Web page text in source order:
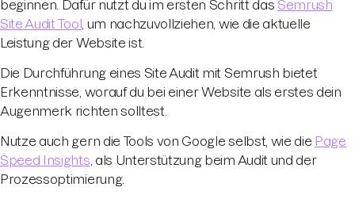
beginnen. Dafür nutzt du im ersten Schritt das Semrush
Site Audit Tool
, um nachzuvollziehen, wie die aktuelle
Leistung der Website ist.
Die Durchführung eines Site Audit mit Semrush bietet
Erkenntnisse, worauf du bei einer Website als erstes dein
Augenmerk richten solltest.
Nutze auch gern die Tools von Google selbst, wie die Page
Speed Insights , als Unterstützung beim Audit und der
Prozessoptimierung.